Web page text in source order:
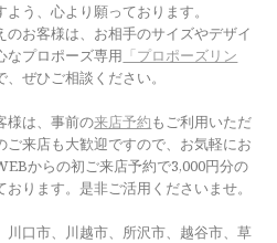
う、心より願っております。
お客様は、お相手のサイズやデザイ
なプロポーズ専用 「プロポーズリン
ぜひご相談ください。
様は、事前の来店予約もご利用いただ
来店も大歓迎ですので、お気軽にお
からの初ご来店予約で3,000円分の
ります。是非ご活用くださいませ。
川口市、川越市、所沢市、越谷市、草